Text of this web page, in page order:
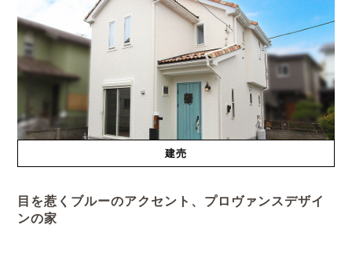
建売
目を惹くブルーのアクセント、プロヴァンスデザイ
ンの家